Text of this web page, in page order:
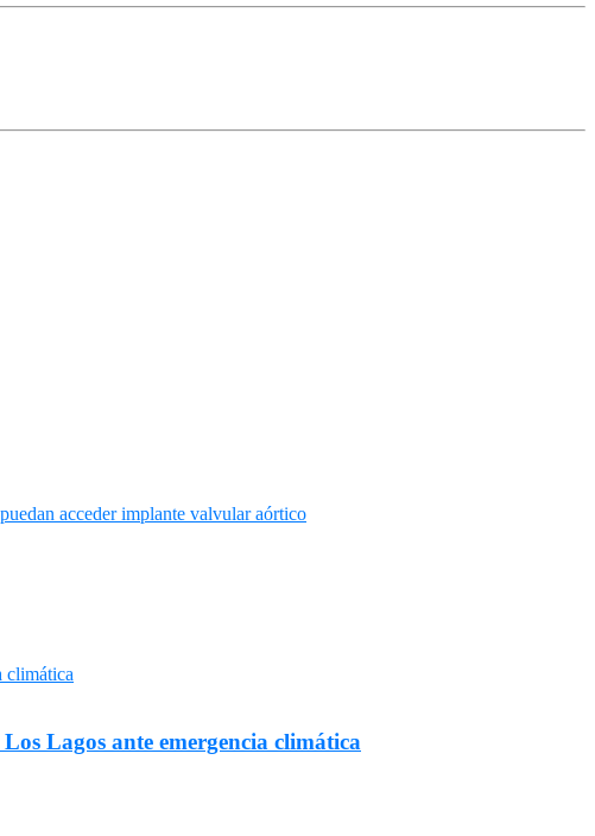
acceder implante valvular aórtico
Lagos ante emergencia climática